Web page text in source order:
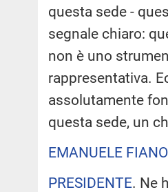
questa sede -
segnale chiaro:
non è uno
rappresentativa.
assolutamente
questa sede, un
EMANUELE FIANO
PRESIDENTE. Ne